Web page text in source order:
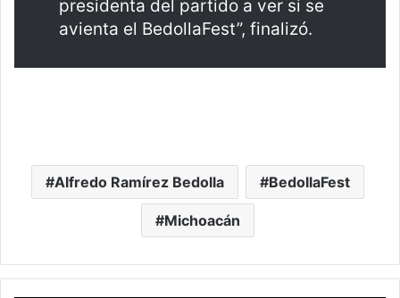
presidenta del partido a ver si se
avienta el BedollaFest”, finalizó.
Alfredo Ramírez Bedolla BedollaFest
Michoacán